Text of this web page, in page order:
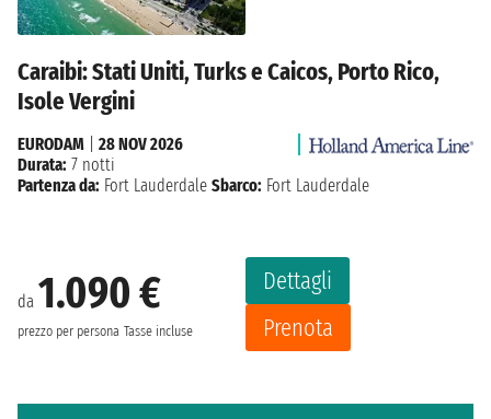
Caraibi: Stati Uniti, Turks e Caicos, Porto Rico,
Isole Vergini
da 1.090 €
prezzo per persona Tasse incluse
Dettagli
Prenota
EURODAM
28 NOV 2026
Durata: 7 notti
Partenza da: Fort Lauderdale Sbarco: Fort Lauderdale